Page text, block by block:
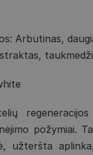
Arbutinas,
požymiai.
užteršta